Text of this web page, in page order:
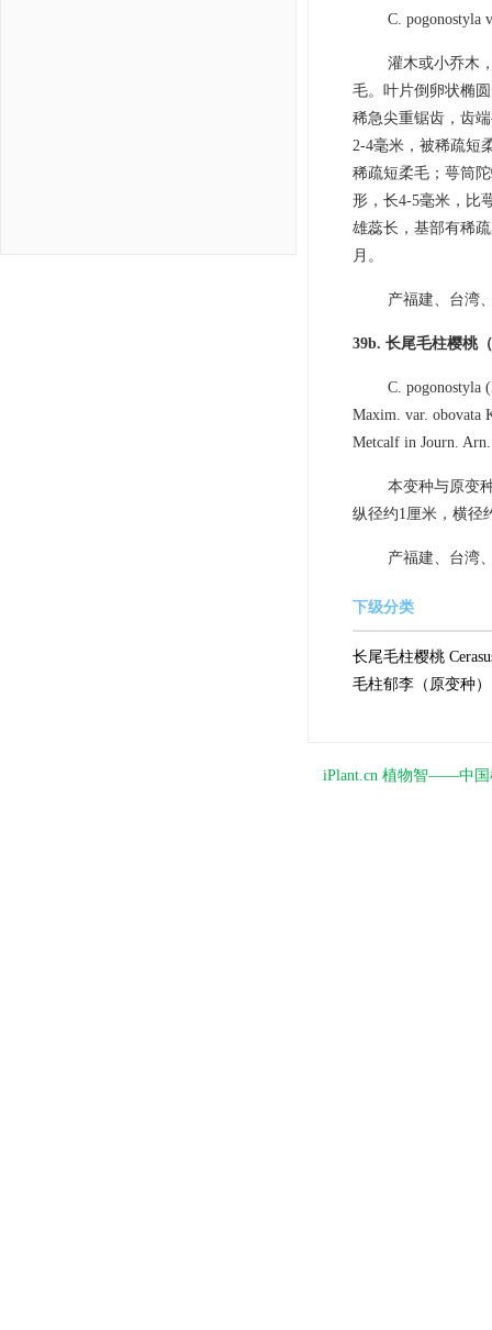
C. pogonostyla
灌木或小乔木
毛。叶片倒卵状椭
稀急尖重锯齿，齿
2-4毫米，被稀疏短
稀疏短柔毛；萼筒
形，长4-5毫米，比
雄蕊长，基部有稀
月。
产福建、台湾
39b. 长尾毛柱樱桃
C. pogonostyla
Maxim. var. obovata
Metcalf in Journ.
本变种与原变
纵径约1厘米，横径
产福建、台湾
下级分类
长尾毛柱樱桃
毛柱郁李（原变种）
iPlant.cn 植物智——中国